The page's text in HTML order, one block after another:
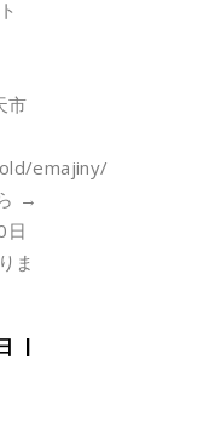
市
emajiny/
→
ま